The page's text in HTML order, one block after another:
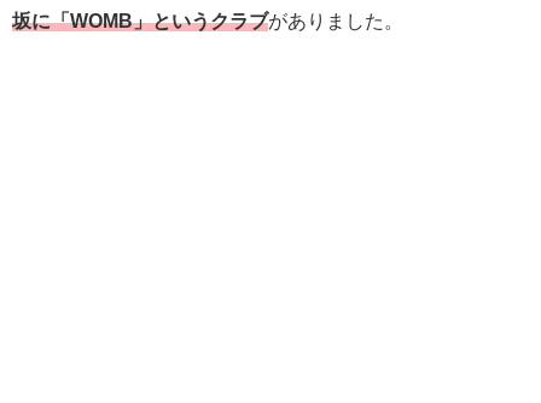
坂に「WOMB」というクラブがありました。